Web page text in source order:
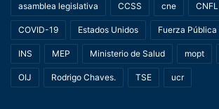
asamblea legislativa CCSS cne CNFL
COVID-19 Estados Unidos Fuerza Pública
INS MEP Ministerio de Salud mopt
OIJ Rodrigo Chaves. TSE ucr